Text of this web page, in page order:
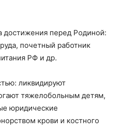
достижения перед Родиной:
почетный работник
РФ и др.
ликвидируют
тяжелобольным детям,
юридические
крови и костного